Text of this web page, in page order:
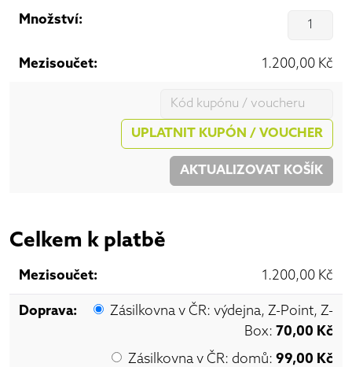
1.200,00 Kč
Kupon:
UPLATNIT KUPÓN / VOUCHER
AKTUALIZOVAT KOŠÍK
Celkem k platbě
1.200,00 Kč
Zásilkovna v ČR: výdejna, Z-Point, Z-
Box: 70,00 Kč
Zásilkovna v ČR: domů: 99,00 Kč